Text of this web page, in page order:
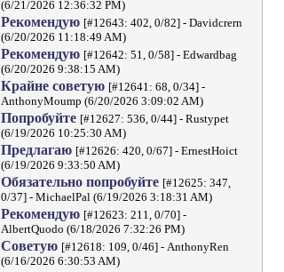
(6/21/2026 12:36:32 PM)
Рекомендую [#12643: 402, 0/82] - Davidcrern
(6/20/2026 11:18:49 AM)
Рекомендую [#12642: 51, 0/58] - Edwardbag
(6/20/2026 9:38:15 AM)
Крайне советую [#12641: 68, 0/34] -
AnthonyMoump (6/20/2026 3:09:02 AM)
Попробуйте [#12627: 536, 0/44] - Rustypet
(6/19/2026 10:25:30 AM)
Предлагаю [#12626: 420, 0/67] - ErnestHoict
(6/19/2026 9:33:50 AM)
Обязательно попробуйте [#12625: 347,
0/37] - MichaelPal (6/19/2026 3:18:31 AM)
Рекомендую [#12623: 211, 0/70] -
AlbertQuodo (6/18/2026 7:32:26 PM)
Советую [#12618: 109, 0/46] - AnthonyRen
(6/16/2026 6:30:53 AM)